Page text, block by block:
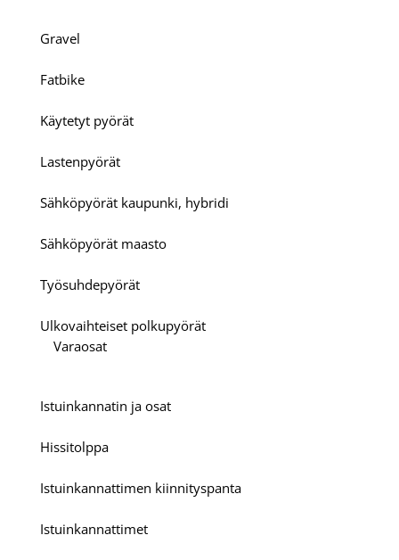
Gravel
Fatbike
Käytetyt pyörät
Lastenpyörät
Sähköpyörät kaupunki, hybridi
Sähköpyörät maasto
Työsuhdepyörät
Ulkovaihteiset polkupyörät
Varaosat
Istuinkannatin ja osat
Hissitolppa
Istuinkannattimen kiinnityspanta
Istuinkannattimet